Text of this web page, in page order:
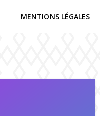
MENTIONS LÉGALES